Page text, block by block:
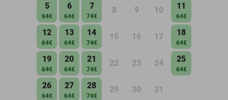
5
64€
6
64€
7
74€
8 9 10 11
64€
12
64€
13
64€
14
74€
15 16 17 18
64€
19
64€
20
64€
21
74€
22 23 24 25
64€
26
64€
27
64€
28
74€
29 30 31